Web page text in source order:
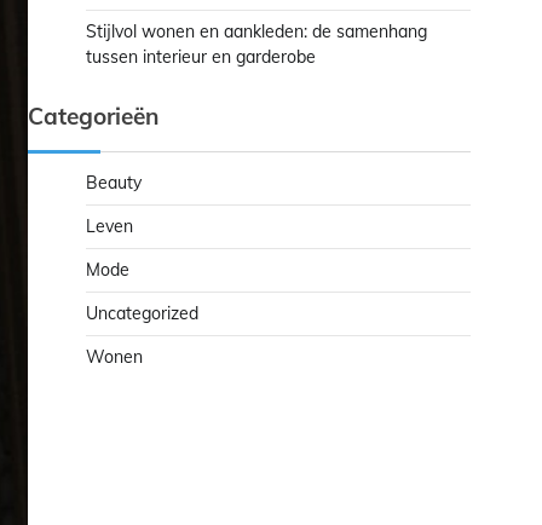
Stijlvol wonen en aankleden: de samenhang
tussen interieur en garderobe
Categorieën
Beauty
Leven
Mode
Uncategorized
Wonen